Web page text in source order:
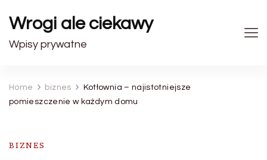
Wrogi ale ciekawy
Wpisy prywatne
Home biznes
Kotłownia – najistotniejsze
pomieszczenie w każdym domu
BIZNES